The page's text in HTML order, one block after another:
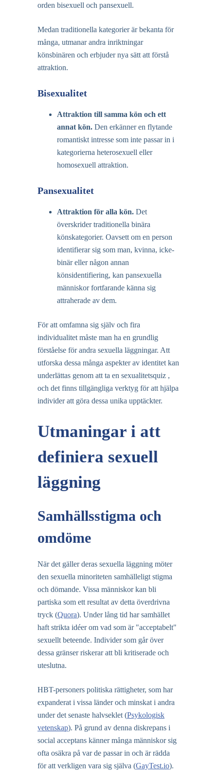
orden bisexuell och pansexuell.
Medan traditionella kategorier är bekanta för
många, utmanar andra inriktningar
könsbinären och erbjuder nya sätt att förstå
attraktion.
Bisexualitet
Attraktion till samma kön och ett
annat kön.Den erkänner en flytande
romantiskt intresse som inte passar in i
kategorierna heterosexuell eller
homosexuell attraktion.
Pansexualitet
Attraktion för alla kön.Det
överskrider traditionella binära
könskategorier. Oavsett om en person
identifierar sig som man, kvinna, icke-
binär eller någon annan
könsidentifiering, kan pansexuella
människor fortfarande känna sig
attraherade av dem.
För att omfamna sig själv och fira
individualitet måste man ha en grundlig
förståelse för andra sexuella läggningar. Att
utforska dessa många aspekter av identitet kan
underlättas genom att ta ensexualitetsquiz ,
och det finns tillgängliga verktyg för att hjälpa
individer att göra dessa unika upptäckter.
Utmaningar i att
definiera sexuell
läggning
Samhällsstigma och
omdöme
När det gäller deras sexuella läggning möter
den sexuella minoriteten samhälleligt stigma
och dömande. Vissa människor kan bli
partiska som ett resultat av detta överdrivna
tryck (Quora). Under lång tid har samhället
haft strikta idéer om vad som är "acceptabelt"
sexuellt beteende. Individer som går över
dessa gränser riskerar att bli kritiserade och
uteslutna.
HBT-personers politiska rättigheter, som har
expanderat i vissa länder och minskat i andra
under det senaste halvseklet (Psykologisk
vetenskap). På grund av denna diskrepans i
social acceptans känner många människor sig
ofta osäkra på var de passar in och är rädda
för att verkligen vara sig själva (GayTest.io).